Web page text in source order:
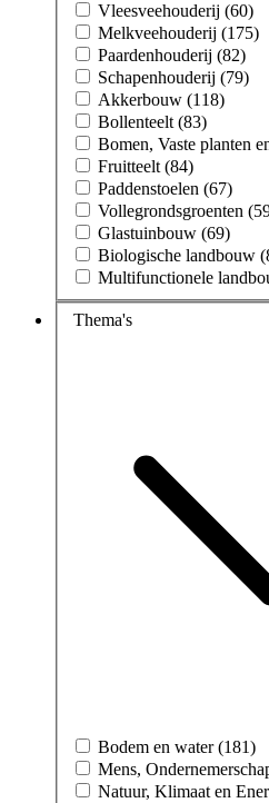
Vleesveehouderij (60)
Melkveehouderij (175)
Paardenhouderij (82)
Schapenhouderij (79)
Akkerbouw (118)
Bollenteelt (83)
Fruitteelt (84)
Paddenstoelen (67)
Glastuinbouw (69)
Thema's
Bodem en water (181)